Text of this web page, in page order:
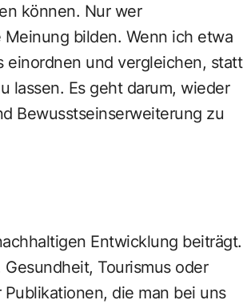
können. Nur wer
bilden. Wenn ich etwa
einordnen und vergleichen, statt
lassen. Es geht darum, wieder
Bewusstseinserweiterung zu
Entwicklung beiträgt.
Tourismus oder
die man bei uns